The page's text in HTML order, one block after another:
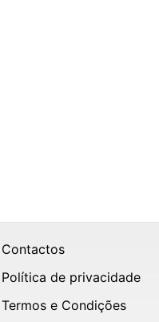
Contactos
Política de privacidade
Termos e Condições